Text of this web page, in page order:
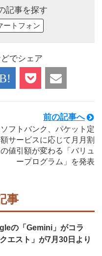
記事を探す
ートフォン
でシェア
前の記事へ
ソフトバンク、パケット定
額サービスに応じて月月割
の値引額が変わる「バリュ
ープログラム」を発表
事
の「Gemini」がコラ
エスト」が7月30日より